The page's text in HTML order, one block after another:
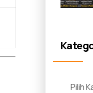
Pilih